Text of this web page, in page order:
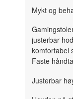
Mykt og
justerbar
komfortabel
Faste
Justerbar